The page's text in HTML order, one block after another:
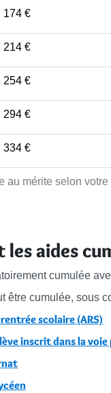
au mérite selon
174 €
214 €
254 €
294 €
334 €
les aides
cumulée
être cumulée, sous
scolaire (ARS)
inscrit dans la